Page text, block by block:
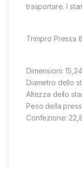
trasportare. I
Trimpro Pressa
Dimensioni:
Diametro dello
Altezza dello
Peso della
Confezione: